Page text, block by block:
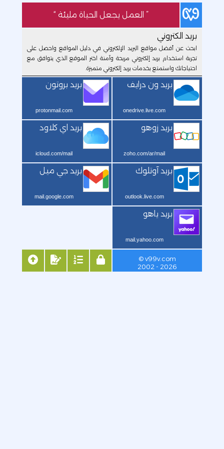
” العمل يجعل الحياة مليئة “
بريد الكتروني
ابحث عن أفضل مواقع البريد الإلكتروني في دليل المواقع واحصل على
تجربة استخدام بريد إلكتروني مريحة وآمنة اختر الموقع الذي يتوافق مع
احتياجاتك واستمتع بخدمات بريد إلكتروني متميزة.
بريد ون درايف
onedrive.live.com
بريد بروتون
protonmail.com
بريد زوهو
zoho.com/ar/mail
بريد اي كلاود
icloud.com/mail
بريد آوتلوك
outlook.live.com
بريد جي ميل
mail.google.com
بريد ياهو
mail.yahoo.com
© v99v.com
2002 - 2026